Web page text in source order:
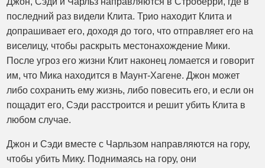
последний раз видели Клита. Трио находит Клита и
допрашивает его, доходя до того, что отправляет его на
виселицу, чтобы раскрыть местонахождение Мики.
После угроз его жизни Клит наконец ломается и говорит
им, что Мика находится в Маунт-Хагене. Джон может
либо сохранить ему жизнь, либо повесить его, и если он
пощадит его, Сэди расстроится и решит убить Клита в
любом случае.
Джон и Сэди вместе с Чарльзом направляются на гору,
чтобы убить Мику. Поднимаясь на гору, они